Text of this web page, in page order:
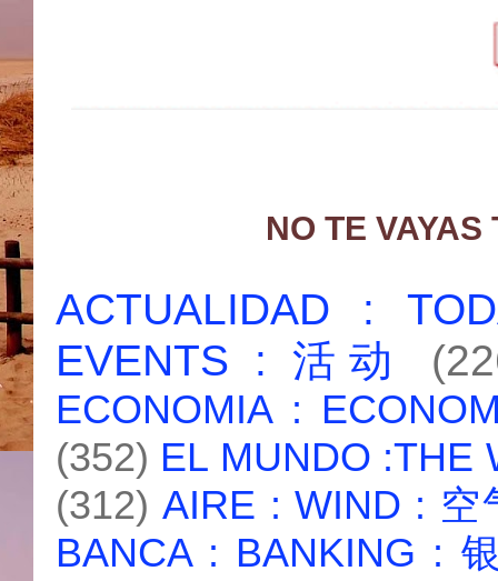
NO TE
ACTUALIDAD :
EVENTS : 活动
ECONOMIA :
(352) EL MUNDO :THE
(312) AIRE : WIND : 空
BANCA : BANKING :